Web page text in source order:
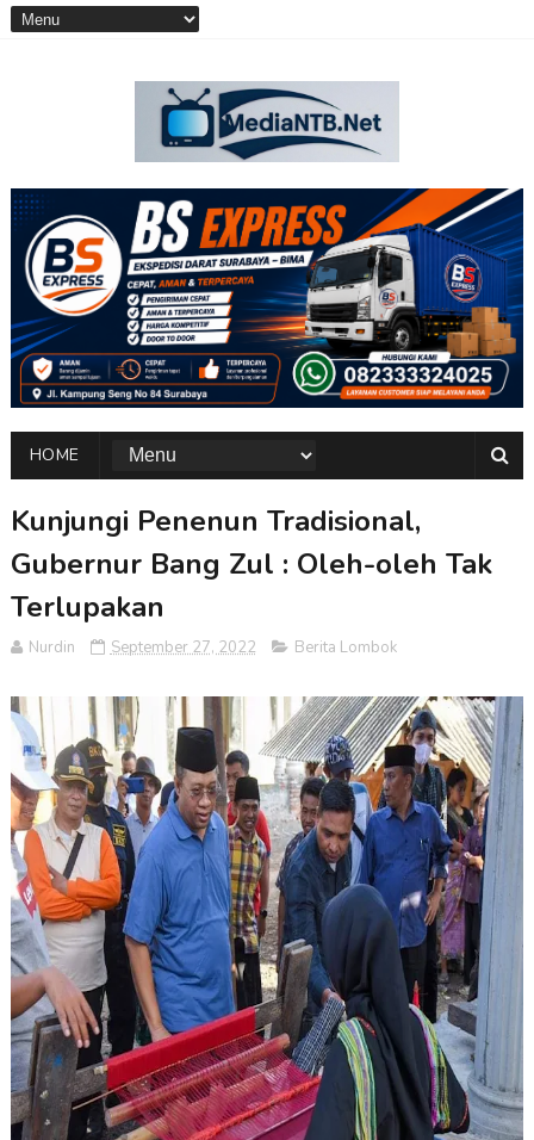
HOME
Kunjungi Penenun Tradisional,
Gubernur Bang Zul : Oleh-oleh Tak
Terlupakan
Nurdin September 27, 2022 Berita Lombok